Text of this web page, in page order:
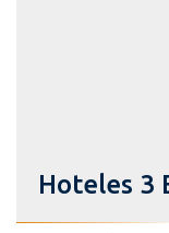
Hoteles 3